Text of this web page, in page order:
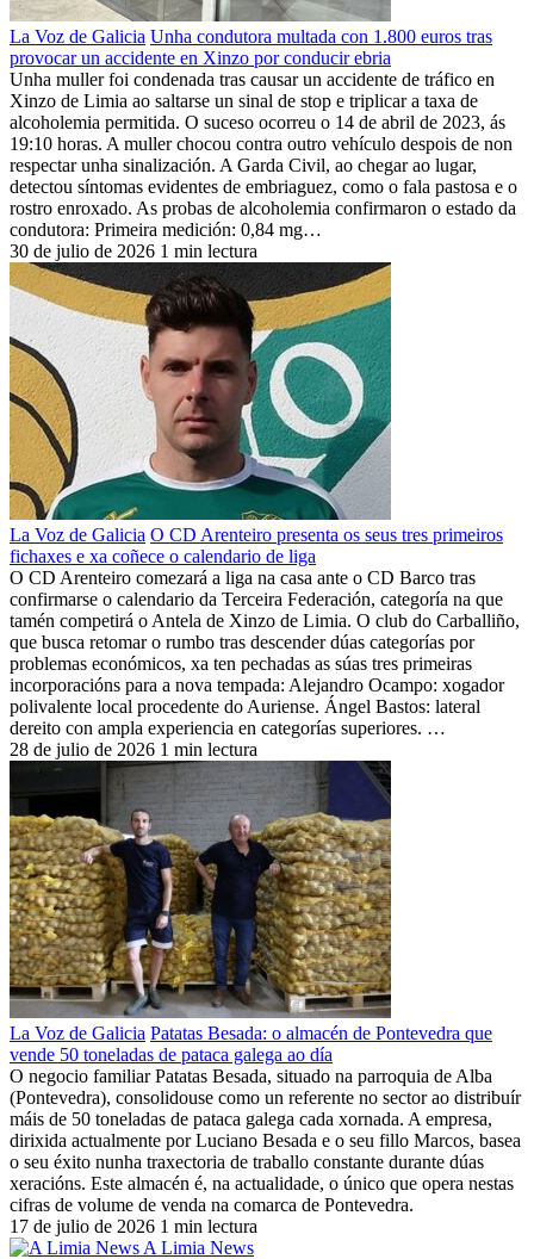
La Voz de Galicia Unha condutora multada con 1.800 euros tras
provocar un accidente en Xinzo por conducir ebria
Unha muller foi condenada tras causar un accidente de tráfico en
Xinzo de Limia ao saltarse un sinal de stop e triplicar a taxa de
alcoholemia permitida. O suceso ocorreu o 14 de abril de 2023, ás
19:10 horas. A muller chocou contra outro vehículo despois de non
respectar unha sinalización. A Garda Civil, ao chegar ao lugar,
detectou síntomas evidentes de embriaguez, como o fala pastosa e o
rostro enroxado. As probas de alcoholemia confirmaron o estado da
condutora: Primeira medición: 0,84 mg…
30 de julio de 2026 1 min lectura
La Voz de Galicia O CD Arenteiro presenta os seus tres primeiros
fichaxes e xa coñece o calendario de liga
O CD Arenteiro comezará a liga na casa ante o CD Barco tras
confirmarse o calendario da Terceira Federación, categoría na que
tamén competirá o Antela de Xinzo de Limia. O club do Carballiño,
que busca retomar o rumbo tras descender dúas categorías por
problemas económicos, xa ten pechadas as súas tres primeiras
incorporacións para a nova tempada: Alejandro Ocampo: xogador
polivalente local procedente do Auriense. Ángel Bastos: lateral
dereito con ampla experiencia en categorías superiores. …
28 de julio de 2026 1 min lectura
La Voz de Galicia Patatas Besada: o almacén de Pontevedra que
vende 50 toneladas de pataca galega ao día
O negocio familiar Patatas Besada, situado na parroquia de Alba
(Pontevedra), consolidouse como un referente no sector ao distribuír
máis de 50 toneladas de pataca galega cada xornada. A empresa,
dirixida actualmente por Luciano Besada e o seu fillo Marcos, basea
o seu éxito nunha traxectoria de traballo constante durante dúas
xeracións. Este almacén é, na actualidade, o único que opera nestas
cifras de volume de venda na comarca de Pontevedra.
17 de julio de 2026 1 min lectura
A Limia News